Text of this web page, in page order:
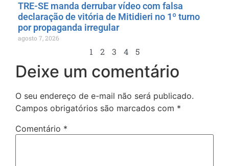
TRE-SE manda derrubar vídeo com falsa
declaração de vitória de Mitidieri no 1º turno
por propaganda irregular
agosto 7, 2026
1 2 3 4 5
Deixe um comentário
O seu endereço de e-mail não será publicado.
Campos obrigatórios são marcados com *
Comentário *